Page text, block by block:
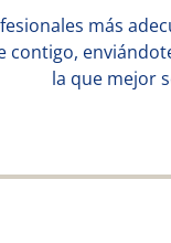
más
contigo,
la que mejor